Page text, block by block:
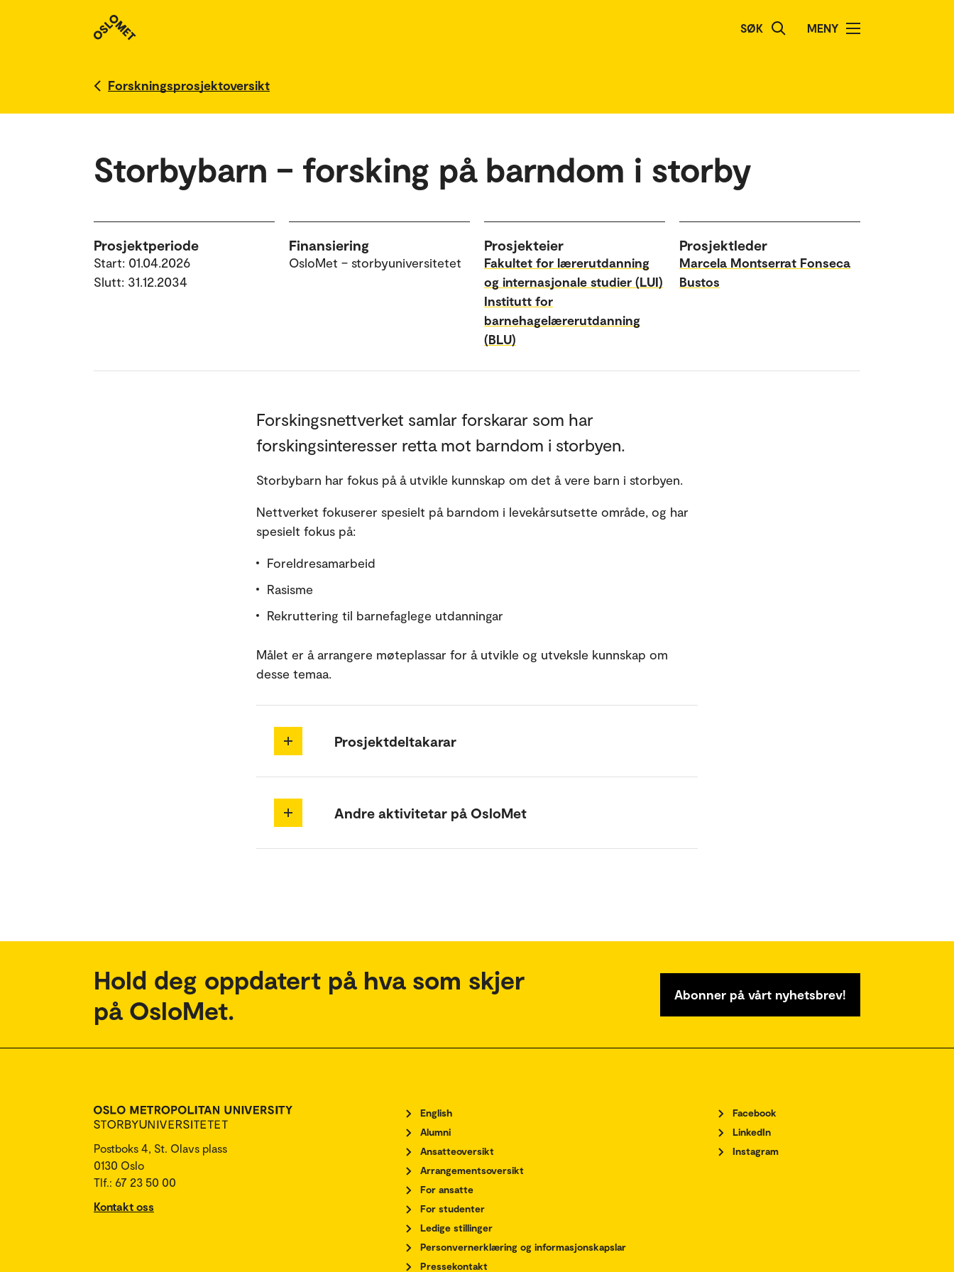
SØK MENY
Forskningsprosjektoversikt
Storbybarn – forsking på barndom i storby
Prosjektperiode
Start: 01.04.2026
Slutt: 31.12.2034
Finansiering
OsloMet – storbyuniversitetet
Prosjekteier
Fakultet for lærerutdanning
og internasjonale studier (LUI)
Institutt for
barnehagelærerutdanning
(BLU)
Prosjektleder
Marcela Montserrat Fonseca
Bustos
Forskingsnettverket samlar forskarar som har
forskingsinteresser retta mot barndom i storbyen.
Storbybarn har fokus på å utvikle kunnskap om det å vere barn i storbyen.
Nettverket fokuserer spesielt på barndom i levekårsutsette område, og har
spesielt fokus på:
Foreldresamarbeid
Rasisme
Rekruttering til barnefaglege utdanningar
Målet er å arrangere møteplassar for å utvikle og utveksle kunnskap om
desse temaa.
Prosjektdeltakarar
Andre aktivitetar på OsloMet
Hold deg oppdatert på hva som skjer
på OsloMet.
Abonner på vårt nyhetsbrev!
Postboks 4, St. Olavs plass
0130 Oslo
Tlf.: 67 23 50 00
Kontakt oss
English
Alumni
Ansatteoversikt
Arrangementsoversikt
For ansatte
For studenter
Ledige stillinger
Personvernerklæring og informasjonskapslar
Pressekontakt
Facebook
LinkedIn
Instagram